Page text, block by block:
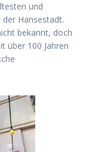
und
Hansestadt.
bekannt, doch
über 100 Jahren